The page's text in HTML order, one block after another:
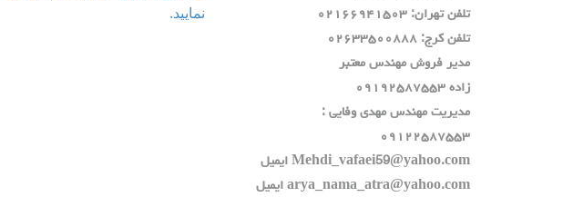
تلفن تهران: ٠٢١٦٦٩٤١٥٠٣
تلفن كرج: ٠٢٦٣٣٥٠٠٨٨٨
مدير فروش مهندس معتبر
زاده ٠٩١٩٢٥٨٧٥٥٣
مديريت مهندس مهدي وفايي :
٠٩١٢٢٥٨٧٥٥٣
Mehdi_vafaei59@yahoo.com ايميل
arya_nama_atra@yahoo.com ايميل
نمایید.